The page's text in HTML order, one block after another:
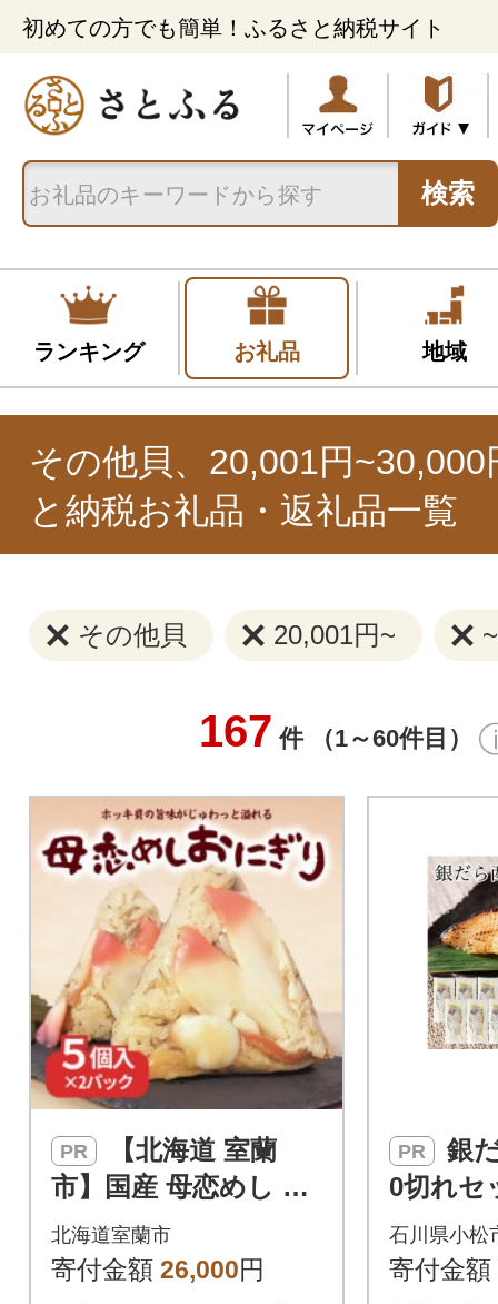
初めての方でも簡単！ふるさと納税サイト
検索
ランキング お礼品 地域
その他貝、20,001円
と納税お礼品・返礼品一覧
その他貝 20,001円~
167 件 （1～60件目）
PR
市】国産 母恋めし ホ
ッキ貝の炊き込みご
飯のおにぎり(冷凍)5
北海道室蘭市
寄付金額 26,000円
PR
0切れセ
冷凍銀
京焼
石川県小松
寄付金額